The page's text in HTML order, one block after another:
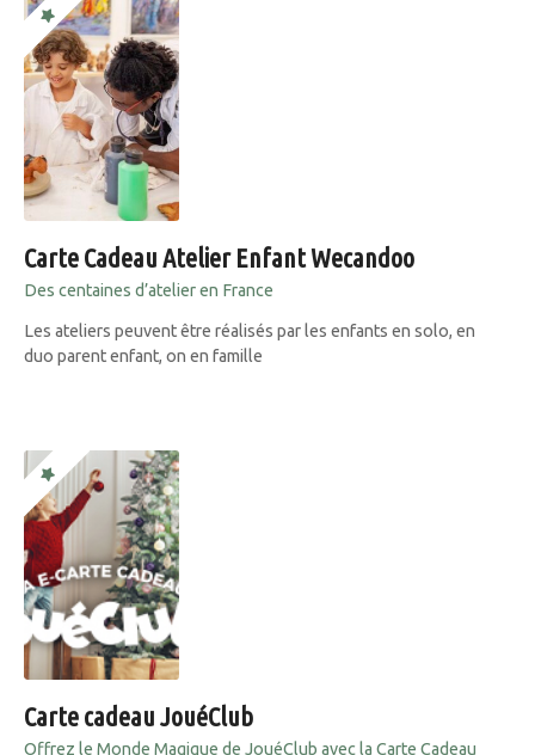
Carte Cadeau Atelier Enfant Wecandoo
Des centaines d’atelier en France
Les ateliers peuvent être réalisés par les enfants en solo, en
duo parent enfant, on en famille
Carte cadeau JouéClub
Offrez le Monde Magique de JouéClub avec la Carte Cadeau